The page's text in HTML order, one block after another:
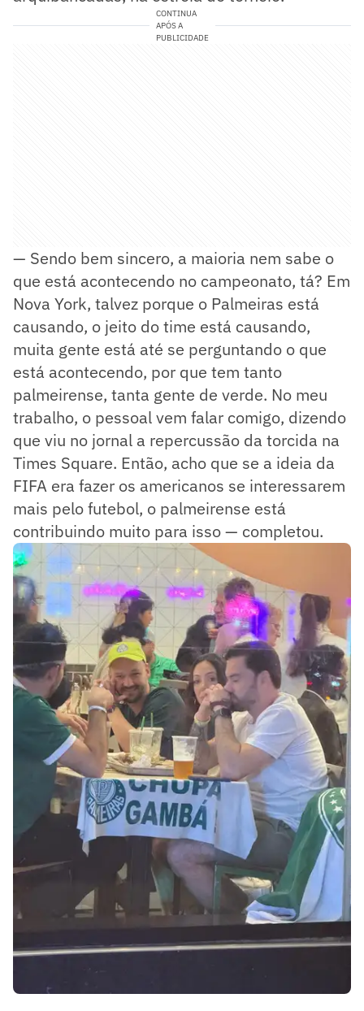
CONTINUA
APÓS A
PUBLICIDADE
— Sendo bem sincero, a maioria nem sabe o
que está acontecendo no campeonato, tá? Em
Nova York, talvez porque o Palmeiras está
causando, o jeito do time está causando,
muita gente está até se perguntando o que
está acontecendo, por que tem tanto
palmeirense, tanta gente de verde. No meu
trabalho, o pessoal vem falar comigo, dizendo
que viu no jornal a repercussão da torcida na
Times Square. Então, acho que se a ideia da
FIFA era fazer os americanos se interessarem
mais pelo futebol, o palmeirense está
contribuindo muito para isso — completou.